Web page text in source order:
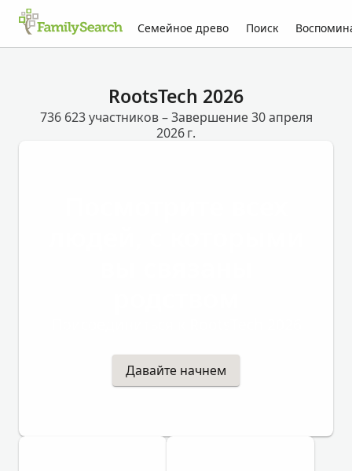
Семейное древо Поиск
RootsTech 2026
736 623 участников – Завершение 30 апреля
2026 г.
Давайте начнем